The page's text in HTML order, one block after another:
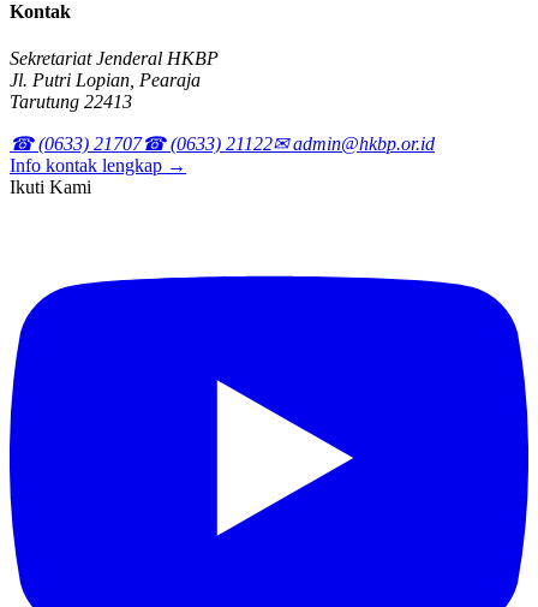
Kontak
Sekretariat Jenderal HKBP
Jl. Putri Lopian, Pearaja
Tarutung 22413
☎ (0633) 21707☎ (0633) 21122✉ admin@hkbp.or.id
Info kontak lengkap →
Ikuti Kami